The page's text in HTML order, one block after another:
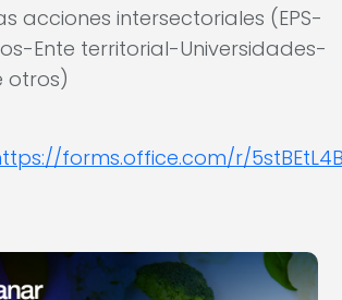
acciones intersectoriales (EPS-
Ente territorial-Universidades-
otros)
forms.office.com/r/